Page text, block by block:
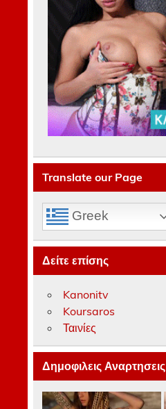
Translate our Page
Greek
Δείτε επίσης
Kanonitv
Koursaros
Ταινίες
Δημοφιλεις Αναρτησεις